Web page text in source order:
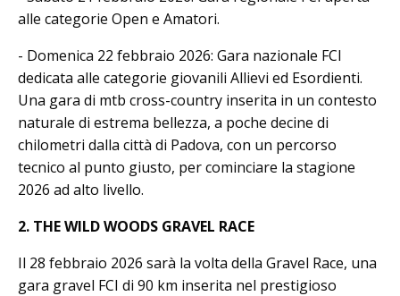
alle categorie Open e Amatori.
- Domenica 22 febbraio 2026: Gara nazionale FCI
dedicata alle categorie giovanili Allievi ed Esordienti.
Una gara di mtb cross-country inserita in un contesto
naturale di estrema bellezza, a poche decine di
chilometri dalla città di Padova, con un percorso
tecnico al punto giusto, per cominciare la stagione
2026 ad alto livello.
2. THE WILD WOODS GRAVEL RACE
Il 28 febbraio 2026 sarà la volta della Gravel Race, una
gara gravel FCI di 90 km inserita nel prestigioso